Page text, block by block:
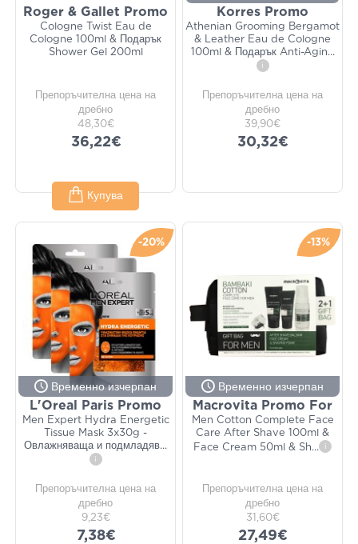
Roger & Gallet Promo
Cologne Twist Eau de
Cologne 100ml & Подарък
Shower Gel 200ml
Препоръчителна цена на
дребно
48,30€
36,22€
Купува
Korres Promo
Athenian Grooming Bergamot
& Leather Eau de Cologne
100ml & Подарък Anti-Agin...
i
Препоръчителна цена на
дребно
39,90€
30,32€
-20%
Временно изчерпан
L'Oreal Paris Promo
Men Expert Hydra Energetic
Tissue Mask 3x30g -
Овлажняваща и подмладяв...
i
Препоръчителна цена на
дребно
9,23€
7,38€
-13%
Временно изчерпан
Macrovita Promo For
Men Cotton Complete Face
Care After Shave 100ml &
Face Cream 50ml & Sh... i
Препоръчителна цена на
дребно
31,60€
27,49€